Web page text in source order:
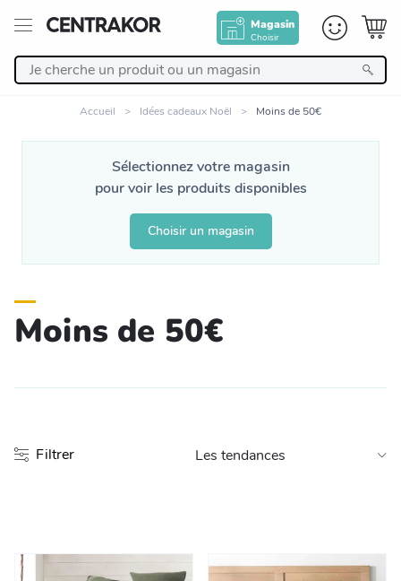
Magasin
Choisir
Nos Produits
Décoration
Linge de maison
Cuisine et art de la table
Salle de bain et beauté
Bricolage et auto
Accueil Idées cadeaux Noël Moins de 50€
Sélectionnez votre magasin
pour voir les produits disponibles
Choisir un magasin
Moins de 50€
Filtrer